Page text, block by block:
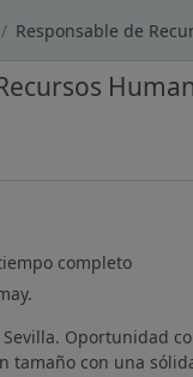
Responsable de
completo
Oportunidad
tamaño con una